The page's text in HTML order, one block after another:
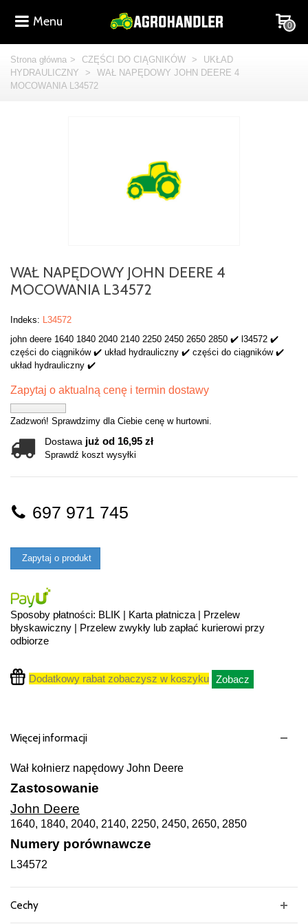
Menu 0
Strona główna > CZĘŚCI DO CIĄGNIKÓW >
UKŁAD
HYDRAULICZNY
>
WAŁ NAPĘDOWY JOHN DEERE 4
MOCOWANIA L34572
WAŁ NAPĘDOWY JOHN DEERE 4
MOCOWANIA L34572
Indeks: L34572
john deere 1640 1840 2040 2140 2250 2450 2650 2850 ✔️ l34572 ✔️
części do ciągników ✔️ układ hydrauliczny ✔️ części do ciągników ✔️
układ hydrauliczny ✔️
Zapytaj o aktualną cenę i termin dostawy
Zadzwoń! Sprawdzimy dla Ciebie cenę w hurtowni.
Dostawa już od 16,95 zł
Sprawdź koszt wysyłki
697 971 745
Zapytaj o produkt
Sposoby płatności: BLIK | Karta płatnicza | Przelew
błyskawiczny | Przelew zwykły lub zapłać kurierowi przy
odbiorze
Dodatkowy rabat zobaczysz w koszyku Zobacz
Więcej informacji
Wał kołnierz napędowy John Deere
Zastosowanie
John Deere
1640, 1840, 2040, 2140, 2250, 2450, 2650, 2850
Numery porównawcze
L34572
Cechy